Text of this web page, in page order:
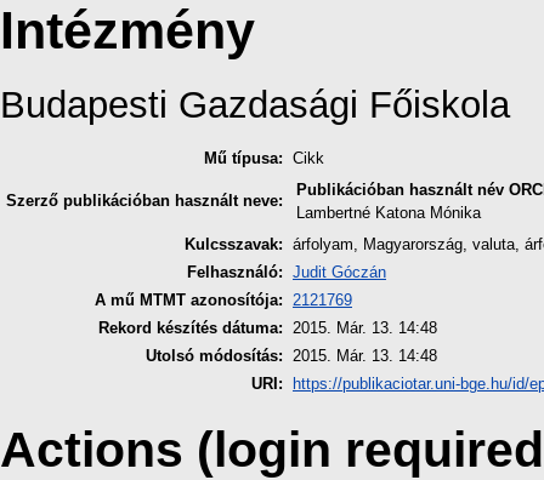
Intézmény
Budapesti Gazdasági Főiskola
Mű típusa: Cikk
Szerző publikációban használt neve:
Publikációban használt név
Lambertné Katona Mónika
Kulcsszavak: árfolyam, Magyarország, valuta,
Felhasználó: Judit Góczán
A mű MTMT azonosítója: 2121769
Rekord készítés dátuma: 2015. Már. 13. 14:48
Utolsó módosítás: 2015. Már. 13. 14:48
URI:
https://publikaciotar.uni-bge.hu/id/
Actions (login